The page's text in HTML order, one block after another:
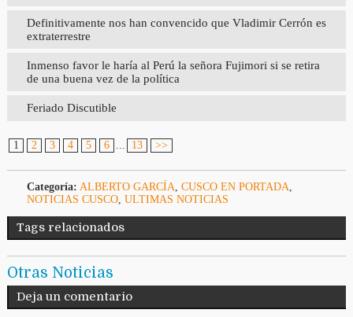
Definitivamente nos han convencido que Vladimir Cerrón es
extraterrestre
Inmenso favor le haría al Perú la señora Fujimori si se retira
de una buena vez de la política
Feriado Discutible
1 2 3 4 5 6 ... 13 >>
Categoría: ALBERTO GARCÍA, CUSCO EN PORTADA,
NOTICIAS CUSCO, ULTIMAS NOTICIAS
Tags relacionados
Otras Noticias
Deja un comentario